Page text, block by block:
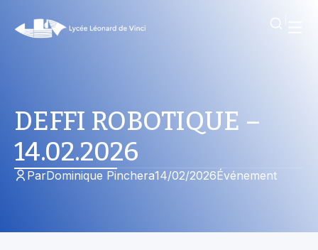
DEFFI ROBOTIQUE –
14.02.2026
ParDominique Pinchera14/02/2026Événement